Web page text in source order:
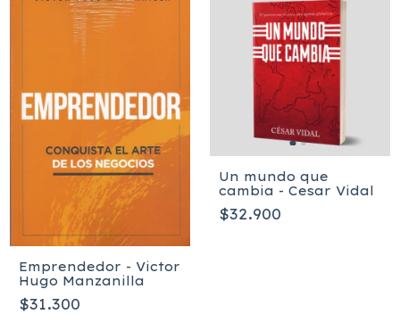
Emprendedor - Victor
Hugo Manzanilla
$31.300
Un mundo que
cambia - Cesar Vidal
$32.900